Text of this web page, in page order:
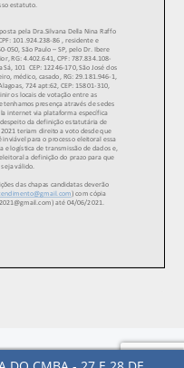
Médico de Acupuntura de São